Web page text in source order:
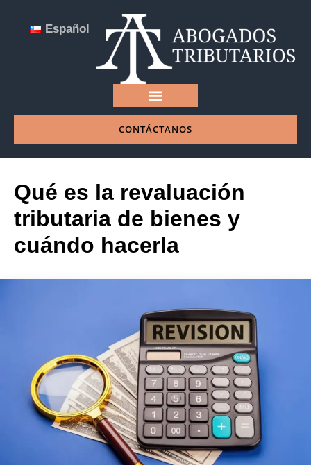
CONTÁCTANOS
Español
Qué es la revaluación
tributaria de bienes y
cuándo hacerla